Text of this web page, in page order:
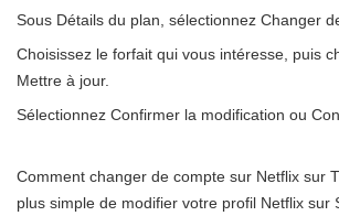
Sous Détails du plan, sélectionnez Changer
Choisissez le forfait qui vous intéresse, puis
Mettre à jour.
Sélectionnez Confirmer la modification ou
Comment changer de compte sur Netflix sur
plus simple de modifier votre profil Netflix sur